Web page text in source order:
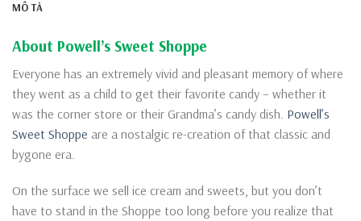
MÔ TẢ
About Powell’s Sweet Shoppe
Everyone has an extremely vivid and pleasant memory of where
they went as a child to get their favorite candy – whether it
was the corner store or their Grandma’s candy dish. Powell’s
Sweet Shoppe are a nostalgic re-creation of that classic and
bygone era.
On the surface we sell ice cream and sweets, but you don’t
have to stand in the Shoppe too long before you realize that